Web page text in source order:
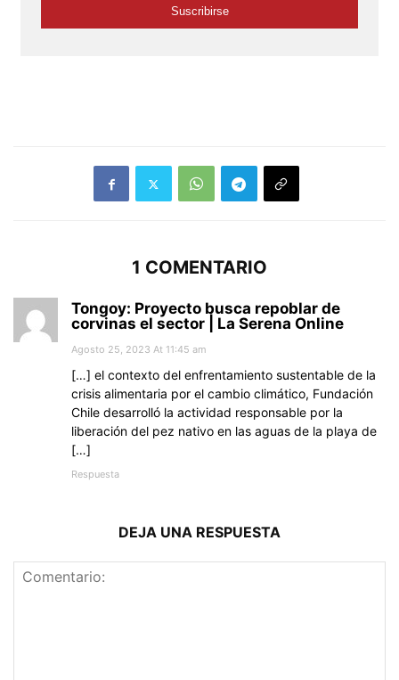
1 COMENTARIO
Tongoy: Proyecto busca repoblar de
corvinas el sector | La Serena Online
Agosto 25, 2023 At 11:45 am
[…] el contexto del enfrentamiento sustentable de la
crisis alimentaria por el cambio climático, Fundación
Chile desarrolló la actividad responsable por la
liberación del pez nativo en las aguas de la playa de
[…]
Respuesta
DEJA UNA RESPUESTA